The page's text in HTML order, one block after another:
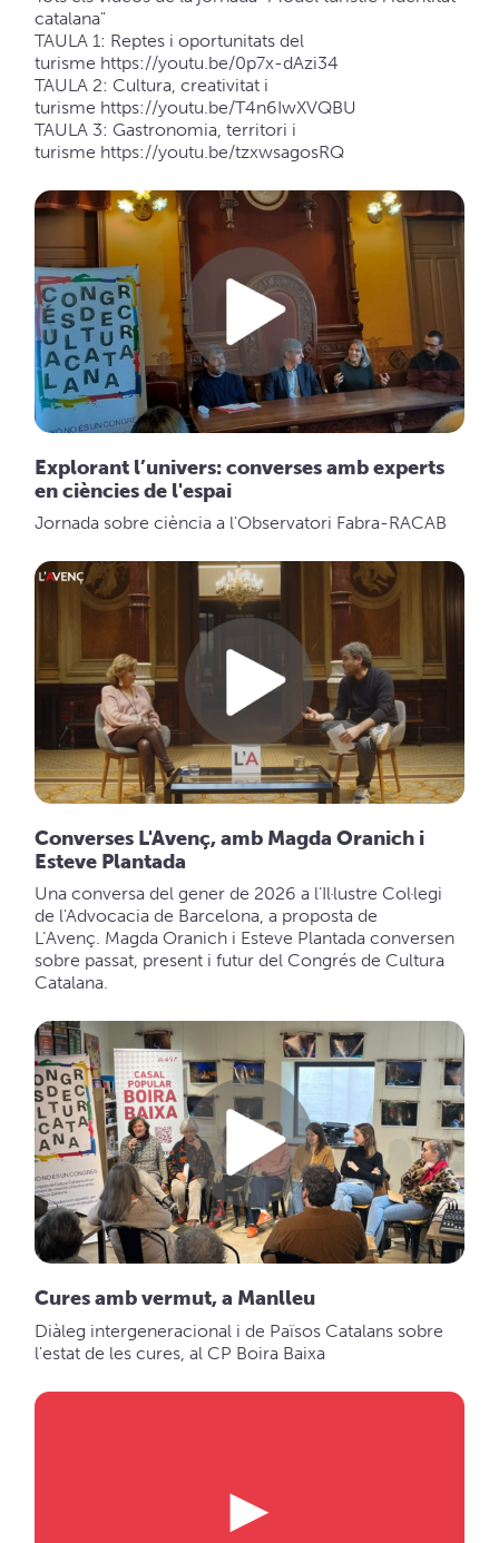
catalana"
TAULA 1: Reptes i oportunitats del
turisme https://youtu.be/0p7x-dAzi34
TAULA 2: Cultura, creativitat i
turisme https://youtu.be/T4n6IwXVQBU
TAULA 3: Gastronomia, territori i
turisme https://youtu.be/tzxwsagosRQ
Explorant l’univers: converses amb experts
en ciències de l'espai
Jornada sobre ciència a l'Observatori Fabra-RACAB
Converses L'Avenç, amb Magda Oranich i
Esteve Plantada
Una conversa del gener de 2026 a l’Il·lustre Col·legi
de l'Advocacia de Barcelona, a proposta de
L’Avenç. Magda Oranich i Esteve Plantada conversen
sobre passat, present i futur del Congrés de Cultura
Catalana.
Cures amb vermut, a Manlleu
Diàleg intergeneracional i de Països Catalans sobre
l'estat de les cures, al CP Boira Baixa